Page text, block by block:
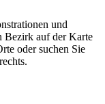
und
Bezirk auf der Karte
oder suchen Sie